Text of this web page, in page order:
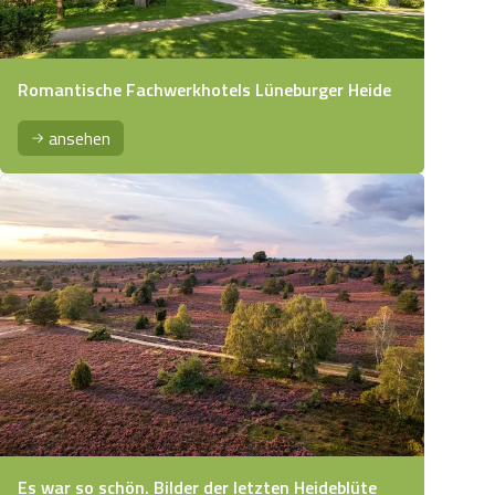
Romantische Fachwerkhotels Lüneburger Heide
ansehen
Es war so schön. Bilder der letzten Heideblüte